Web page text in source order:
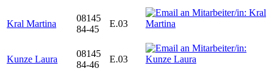
Kral Martina
08145
84-45
E.03
Kunze Laura
08145
84-46
E.03